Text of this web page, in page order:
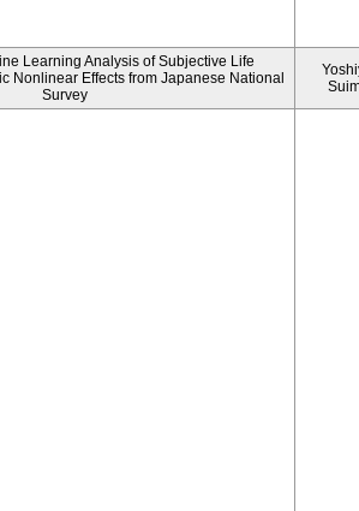
Learning Analysis of Subjective Life
Nonlinear Effects from Japanese National
Survey